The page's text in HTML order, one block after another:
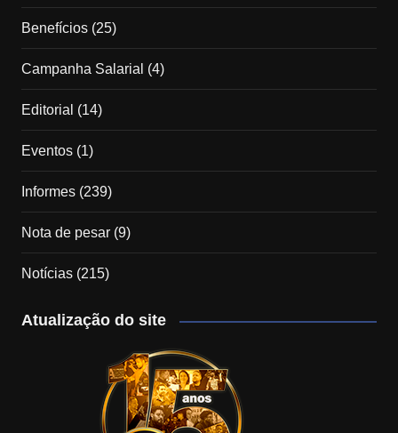
Benefícios(25)
Campanha Salarial (4)
Editorial (14)
Eventos(1)
Informes(239)
Nota de pesar(9)
Notícias(215)
Atualização do site